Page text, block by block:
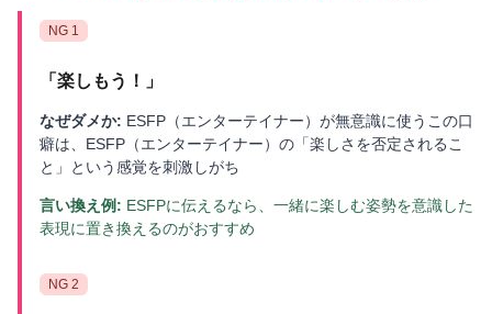
NG 1
「 楽しもう！ 」
なぜダメか: ESFP（エンターテイナー）が無意識に使うこの口
癖は、ESFP（エンターテイナー）の「楽しさを否定されるこ
と」という感覚を刺激しがち
言い換え例: ESFPに伝えるなら、一緒に楽しむ姿勢を意識した
表現に置き換えるのがおすすめ
NG 2